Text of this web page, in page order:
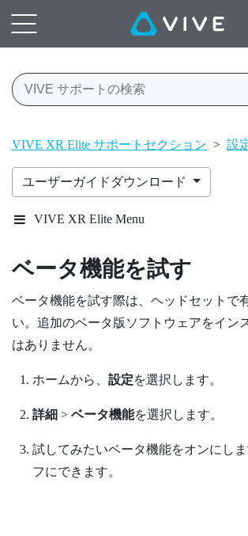
VIVE XR Elite サポートセクション > 設
ユーザーガイドダウンロード
VIVE XR Elite Menu
ベータ機能を試す
ベータ機能を試す際は、ヘッドセットで
い。追加のベータ版ソフトウェアをイン
はありません。
ホームから、 設定を選択します。
詳細 > ベータ機能を選択します。
試してみたいベータ機能をオンにしま
フにできます。